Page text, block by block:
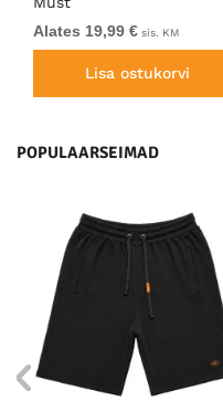
Alates 19,99 € sis. KM
Lisa ostukorvi
POPULAARSEIMAD